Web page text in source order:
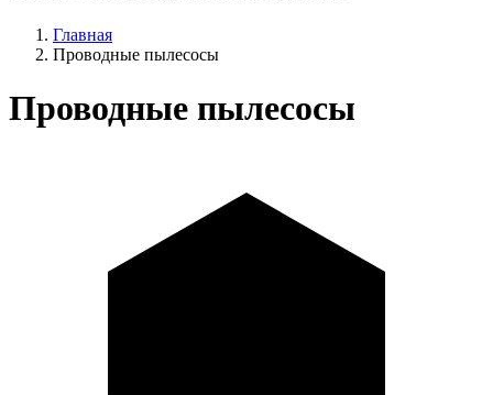
Главная
Проводные пылесосы
Проводные пылесосы